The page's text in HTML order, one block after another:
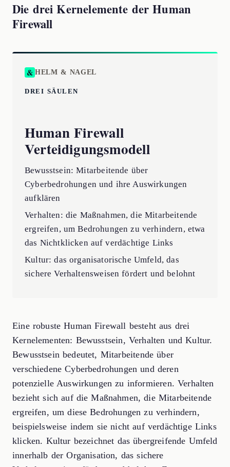
Die drei Kernelemente der Human
Firewall
HELM & NAGEL
DREI SÄULEN
Human Firewall
Verteidigungsmodell
Bewusstsein: Mitarbeitende über
Cyberbedrohungen und ihre Auswirkungen
aufklären
Verhalten: die Maßnahmen, die Mitarbeitende
ergreifen, um Bedrohungen zu verhindern, etwa
das Nichtklicken auf verdächtige Links
Kultur: das organisatorische Umfeld, das
sichere Verhaltensweisen fördert und belohnt
Eine robuste Human Firewall besteht aus drei
Kernelementen: Bewusstsein, Verhalten und Kultur.
Bewusstsein bedeutet, Mitarbeitende über
verschiedene Cyberbedrohungen und deren
potenzielle Auswirkungen zu informieren. Verhalten
bezieht sich auf die Maßnahmen, die Mitarbeitende
ergreifen, um diese Bedrohungen zu verhindern,
beispielsweise indem sie nicht auf verdächtige Links
klicken. Kultur bezeichnet das übergreifende Umfeld
innerhalb der Organisation, das sichere